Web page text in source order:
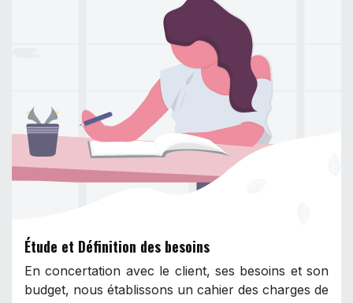
Étude et Définition des besoins
En concertation avec le client, ses besoins et son
budget, nous établissons un cahier des charges de